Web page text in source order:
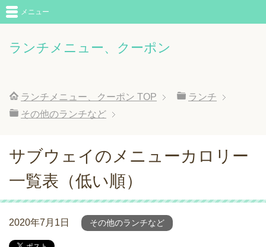
ランチメニュー、クーポン
メニュー
ランチメニュー、クーポン TOP
ランチ
その他のランチなど
サブウェイのメニューカロリー
一覧表（低い順）
2020年7月1日 その他のランチなど